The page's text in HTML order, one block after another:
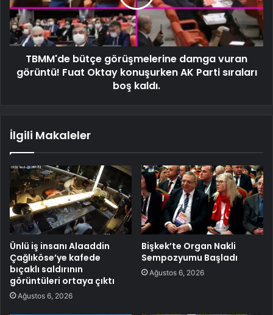
TBMM'de bütçe görüşmelerine damga vuran
görüntü! Fuat Oktay konuşurken AK Parti sıraları
boş kaldı.
İlgili Makaleler
Ünlü iş insanı Alaaddin
Çağlıköse’ye kafede
bıçaklı saldırının
görüntüleri ortaya çıktı
Ağustos 6, 2026
Bişkek’te Organ Nakli
Sempozyumu Başladı
Ağustos 6, 2026